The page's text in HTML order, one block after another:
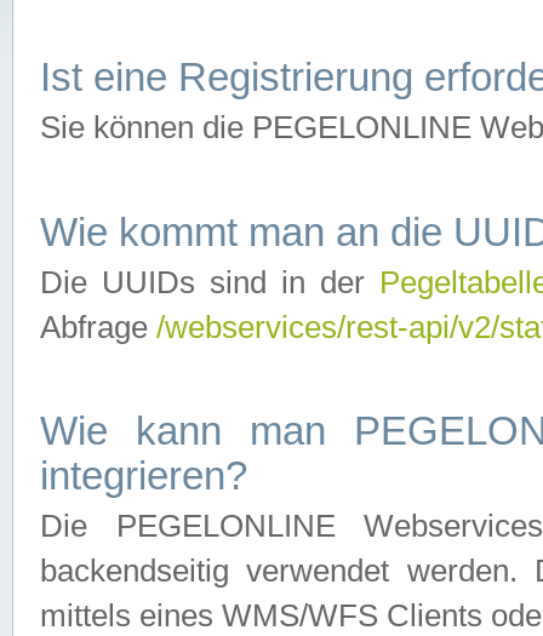
Ist eine Registrierung
Sie können die PEGELONLINE
Wie kommt man an die
Die UUIDs sind in der
Abfrage /webservices/rest-api/v2/
Wie kann man
integrieren?
Die PEGELONLINE
backendseitig verwendet
mittels eines WMS/WFS Clients